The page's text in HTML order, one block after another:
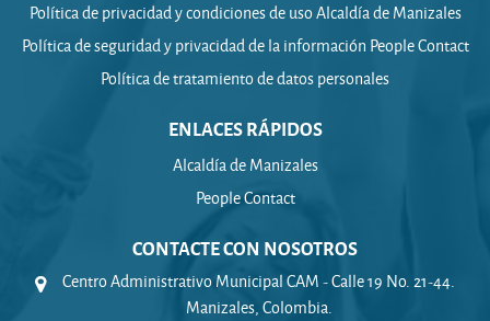
Política de privacidad y condiciones de uso Alcaldía de Manizales
Política de seguridad y privacidad de la información People Contact
Política de tratamiento de datos personales
ENLACES RÁPIDOS
Alcaldía de Manizales
People Contact
CONTACTE CON NOSOTROS
Centro Administrativo Municipal CAM - Calle 19 No. 21-44.
Manizales, Colombia.